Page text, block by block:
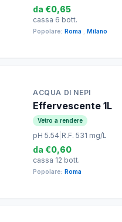
da €0,65
cassa 6 bott.
Popolare: Roma Milano
ACQUA DI NEPI
Effervescente 1L
Vetro a rendere
pH 5.54 R.F. 531 mg/L
da €0,60
cassa 12 bott.
Popolare: Roma